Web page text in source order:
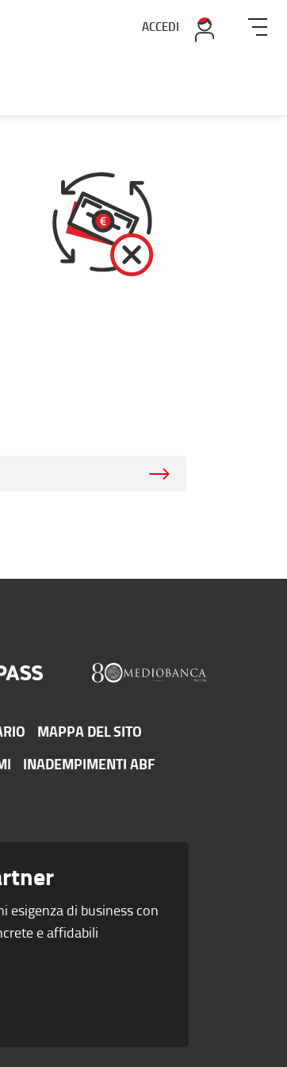
ACCEDI
MAPPA DEL SITO
INADEMPIMENTI ABF
esigenza di business con
e affidabili